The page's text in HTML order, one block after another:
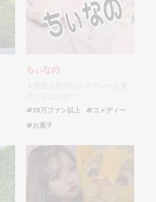
ちぃなの
#10万ファン以上
#コメディー
#お菓子